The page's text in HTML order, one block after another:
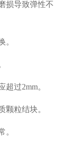
损导致弹性不
。
过2mm。
颗粒结块。
。